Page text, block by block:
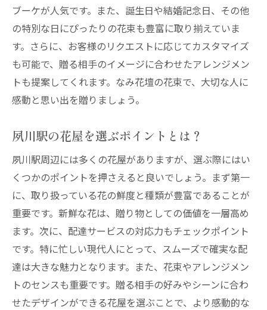
花屋配達で癒しのひとときを
なみ花壇のスムーズな配達サービス
夙川駅周辺の花屋で心のゆとりを取り戻そ
う
オンラインで簡単に注文できる夙川駅の花屋配
達サービス
夙川駅の花屋配達サービスをスマホで簡単
に
なみ花壇のオンライン注文がおすすめの理
由
夙川駅周辺の花屋オンラインサービスガイ
ド
オンライン注文で時短！忙しい方に最適な
花屋配達
初めてでも安心のオンライン花屋注文方法
ブーケが人気です。また、誕生日や結婚記念日、その他
の特別な日にぴったりの花束も豊富に取り揃えていま
す。さらに、お客様のリクエストに応じてカスタマイズ
も可能で、贈る相手のイメージに合わせたアレンジメン
トも提案してくれます。なみ花壇の花束で、大切な人に
感動と思い出を贈りましょう。
夙川駅の花屋を選ぶポイントとは？
夙川駅周辺には多くの花屋がありますが、選ぶ際にはい
くつかのポイントを押さえると良いでしょう。まず第一
に、取り扱っている花の鮮度と種類が豊富であることが
重要です。新鮮な花は、贈り物としての価値を一層高め
ます。次に、配達サービスの対応力もチェックポイント
です。特に忙しい現代人にとって、スムーズで確実な配
達は大きな魅力となります。また、花束やアレンジメン
トのセンスも重要です。贈る相手の好みやシーンに合わ
せたデザインができる花屋を選ぶことで、より感動的な